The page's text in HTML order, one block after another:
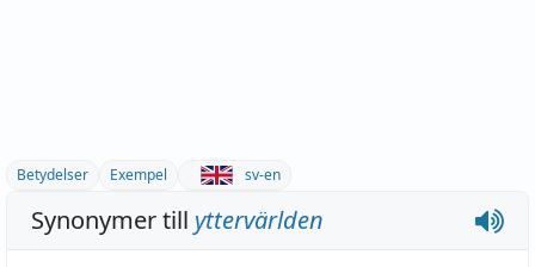
Betydelser Exempel sv-en
Synonymer till yttervärlden